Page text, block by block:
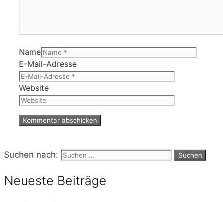
Name
E-Mail-Adresse
Website
Suchen nach:
Neueste Beiträge